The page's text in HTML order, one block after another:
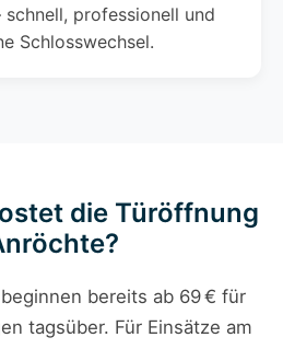
professionell und
Schlosswechsel.
die Türöffnung
bereits ab 69 € für
tagsüber. Für Einsätze am